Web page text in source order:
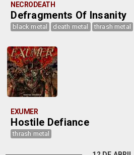
NECRODEATH
Defragments Of Insanity
black metal death metal thrash metal
EXUMER
Hostile Defiance
thrash metal